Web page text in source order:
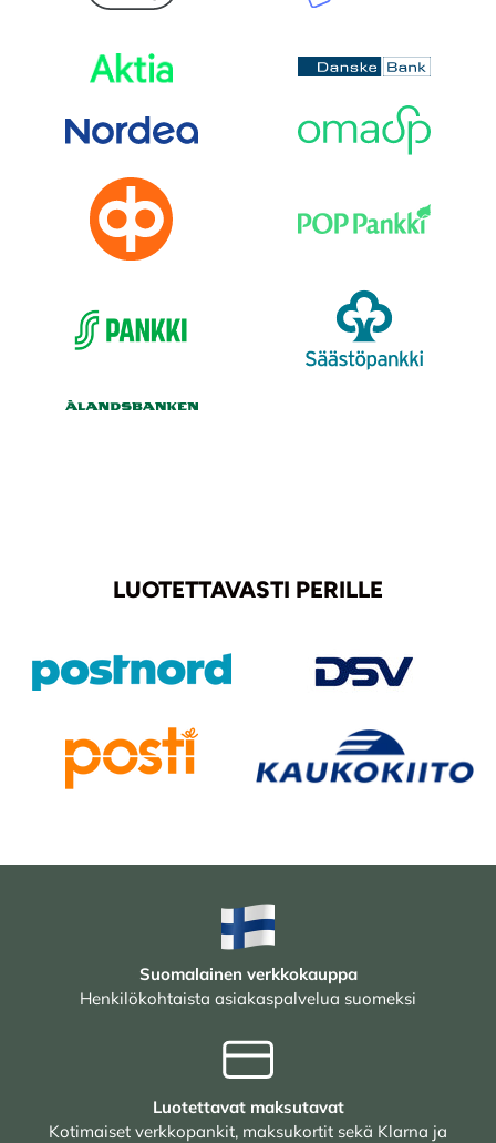
LUOTETTAVASTI PERILLE
Suomalainen verkkokauppa
Henkilökohtaista asiakaspalvelua suomeksi
Luotettavat maksutavat
Kotimaiset verkkopankit, maksukortit sekä Klarna ja